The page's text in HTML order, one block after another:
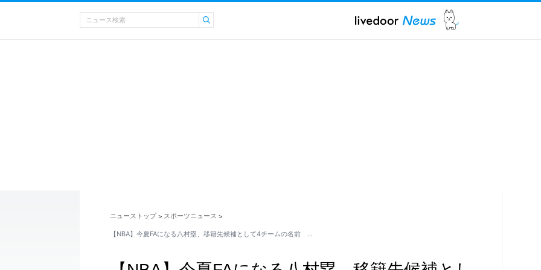
ニューストップ > スポーツニュース >
【NBA】今夏FAになる八村塁、移籍先候補として4チームの名前 …